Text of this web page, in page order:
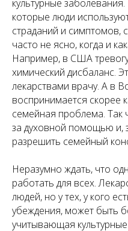
культурные
которые люди
страданий и симптомов,
часто не ясно, когда и
Например, в США
химический дисбаланс.
лекарствами врачу. А в
воспринимается скорее
семейная проблема. Так
за духовной помощью и,
разрешить семейный
Неразумно ждать, что
работать для всех.
людей, но у тех, у кого
убеждения, может быть
учитывающая